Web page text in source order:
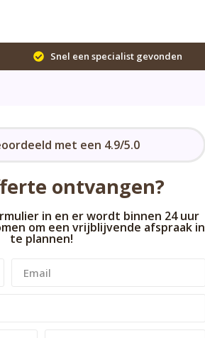
Snel een specialist gevonden
met een 4.9/5.0
ontvangen?
in en er wordt binnen 24 uur
om een vrijblijvende afspraak in
te plannen!